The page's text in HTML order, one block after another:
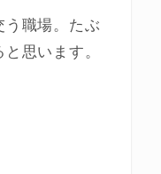
職場。たぶ
思います。